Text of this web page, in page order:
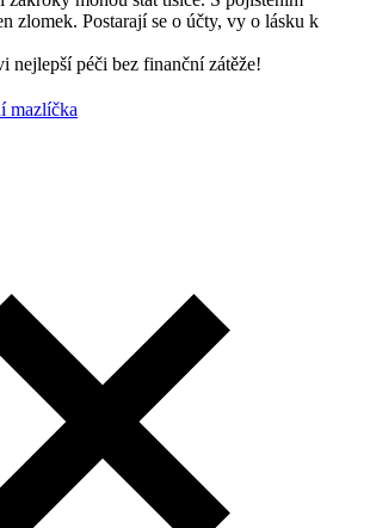
zlomek. Postarají se o účty, vy o lásku k
nejlepší péči bez finanční zátěže!
mazlíčka